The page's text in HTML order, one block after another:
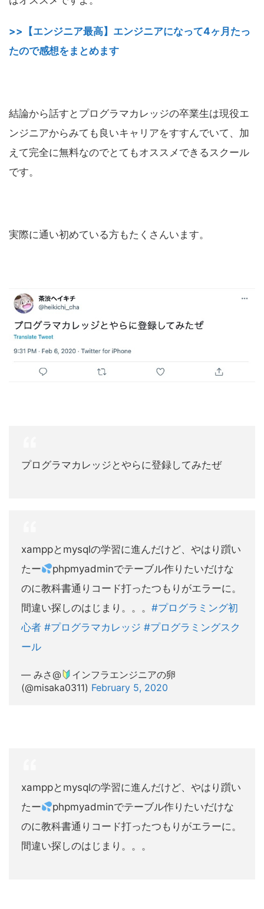
>>【エンジニア最高】エンジニアになって4ヶ月たっ
たので感想をまとめます
結論から話すとプログラマカレッジの卒業生は現役エ
ンジニアからみても良いキャリアをすすんでいて、加
えて完全に無料なのでとてもオススメできるスクール
です。
実際に通い初めている方もたくさんいます。
プログラマカレッジとやらに登録してみたぜ
xamppとmysqlの学習に進んだけど、やはり躓い
たー
phpmyadminでテーブル作りたいだけな
のに教科書通りコード打ったつもりがエラーに。
間違い探しのはじまり。。。 #プログラミング初
心者 #プログラマカレッジ #プログラミングスク
ール
— みさ@
インフラエンジニアの卵
(@misaka0311) February 5, 2020
xamppとmysqlの学習に進んだけど、やはり躓い
たー
phpmyadminでテーブル作りたいだけな
のに教科書通りコード打ったつもりがエラーに。
間違い探しのはじまり。。。